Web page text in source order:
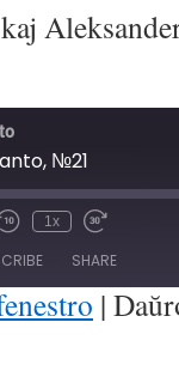
№21
Unmute
Rewind
Seconds
1x
Fast
30
seconds
SHARE
|